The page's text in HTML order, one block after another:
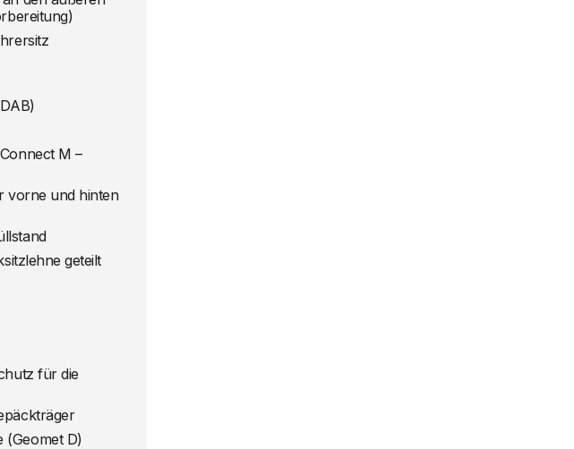
M –
vorne und hinten
geteilt
für die
(Geomet D)